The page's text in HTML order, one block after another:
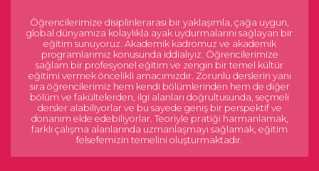
Öğrencilerimize disiplinlerarası bir yaklaşımla, çağa uygun,
global dünyamıza kolaylıkla ayak uydurmalarını sağlayan bir
eğitim sunuyoruz. Akademik kadromuz ve akademik
programlarımız konusunda iddialıyız. Öğrencilerimize
sağlam bir profesyonel eğitim ve zengin bir temel kültür
eğitimi vermek öncelikli amacımızdır. Zorunlu derslerin yanı
sıra öğrencilerimiz hem kendi bölümlerinden hem de diğer
bölüm ve fakültelerden, ilgi alanları doğrultusunda, seçmeli
dersler alabiliyorlar ve bu sayede geniş bir perspektif ve
donanım elde edebiliyorlar. Teoriyle pratiği harmanlamak,
farklı çalışma alanlarında uzmanlaşmayı sağlamak, eğitim
felsefemizin temelini oluşturmaktadır.